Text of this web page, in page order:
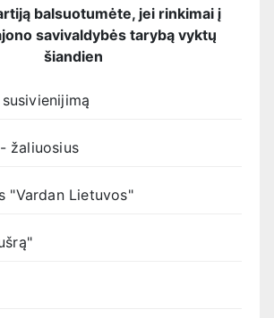
balsuotumėte, jei rinkimai į
savivaldybės tarybą vyktų
šiandien
žaliuosius
"Vardan Lietuvos"